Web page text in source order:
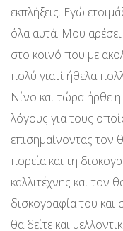
εκπλήξεις. Εγώ
όλα αυτά. Μου
στο κοινό που με
πολύ γιατί ήθελα
Νίνο και τώρα ήρθε η
λόγους για τους
επισημαίνοντας τον
πορεία και τη
καλλιτέχνης και τον
δισκογραφία του και
θα δείτε και